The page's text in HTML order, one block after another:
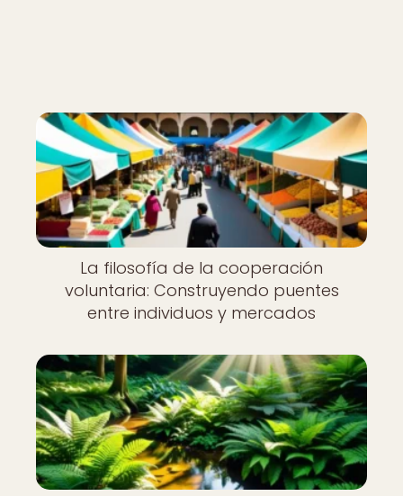
Nuevo
La filosofía de la cooperación
voluntaria: Construyendo puentes
entre individuos y mercados
Nuevo